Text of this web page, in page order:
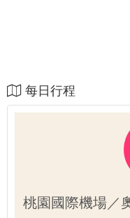
每日行程
桃園國際機場／